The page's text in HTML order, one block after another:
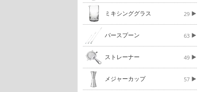
ミキシンググラス 29
バースプーン 63
ストレーナー 49
メジャーカップ 57